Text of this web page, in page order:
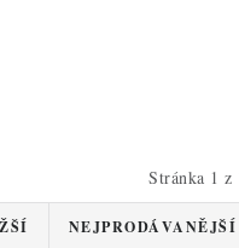
Stránka 1 z
NEJPRODÁVANĚJŠÍ